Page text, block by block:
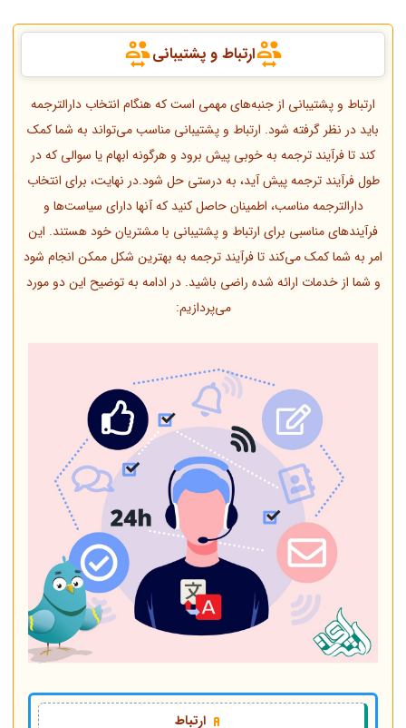
ارتباط و پشتیبانی
ارتباط و پشتیبانی از جنبه‌های مهمی است که هنگام انتخاب دارالترجمه
باید در نظر گرفته شود. ارتباط و پشتیبانی مناسب می‌تواند به شما کمک
کند تا فرآیند ترجمه به خوبی پیش برود و هرگونه ابهام یا سوالی که در
طول فرآیند ترجمه پیش آید، به درستی حل شود.در نهایت، برای انتخاب
دارالترجمه مناسب، اطمینان حاصل کنید که آنها دارای سیاست‌ها و
فرآیندهای مناسبی برای ارتباط و پشتیبانی با مشتریان خود هستند. این
امر به شما کمک می‌کند تا فرآیند ترجمه به بهترین شکل ممکن انجام شود
و شما از خدمات ارائه شده راضی باشید. در ادامه به توضیح این دو مورد
می‌پردازیم:
ارتباط